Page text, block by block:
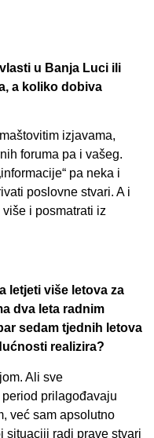
u Banja Luci ili
a koliko dobiva
izjavama,
foruma pa i vašeg.
pa neka i
poslovne stvari. A i
i posmatrati iz
letjeti više letova za
dva leta radnim
sedam tjednih letova
realizira?
Ali sve
prilagođavaju
već sam apsolutno
situaciji radi prave stvari